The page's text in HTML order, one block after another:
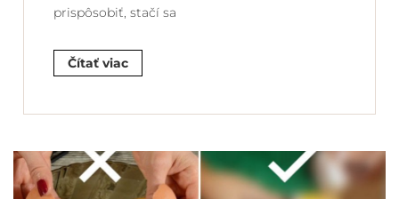
prispôsobiť, stačí sa
Čítať viac